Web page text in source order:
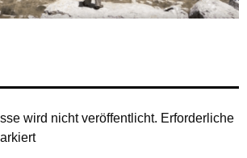
wird nicht veröffentlicht. Erforderliche